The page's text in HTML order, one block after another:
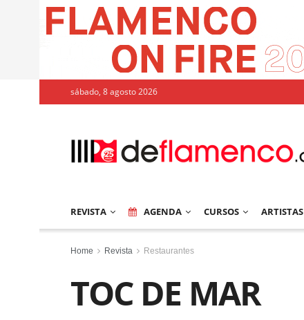
sábado, 8 agosto 2026
REVISTA AGENDA CURSOS ARTISTAS
Home Revista Restaurantes
TOC DE MAR